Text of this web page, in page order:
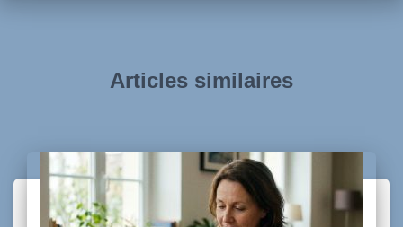
Articles similaires